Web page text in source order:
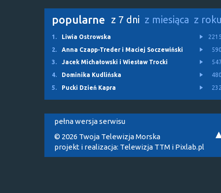
popularne z 7 dni z miesiąca z
1. Liwia Ostrowska
2.
Anna Czapp-Treder i Maciej Soczewiński
3.
Jacek Michałowski i Wiesław Trocki
4.
Dominika Kudlińska
5.
Pucki Dzień Kapra
pełna wersja serwisu
© 2026 Twoja Telewizja Morska
projekt i realizacja: Telewizja TTM i Pixlab.pl